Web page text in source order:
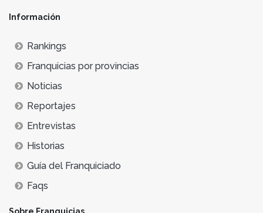
Información
Rankings
Franquicias por provincias
Noticias
Reportajes
Entrevistas
Historias
Guía del Franquiciado
Faqs